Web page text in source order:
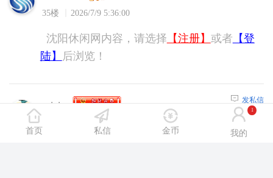
35楼 2026/7/9 5:36:00
沈阳休闲网内容，请选择 【注册】 或者 【登
陆】
后浏览！
suixin
36楼 2026/7/9 6:25:00
发私信
首页 私信 金币 我的
1